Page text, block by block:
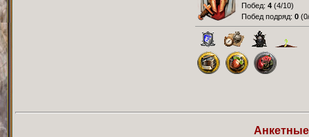
Побед: 4 (4/10)
Побед подряд: 0 (